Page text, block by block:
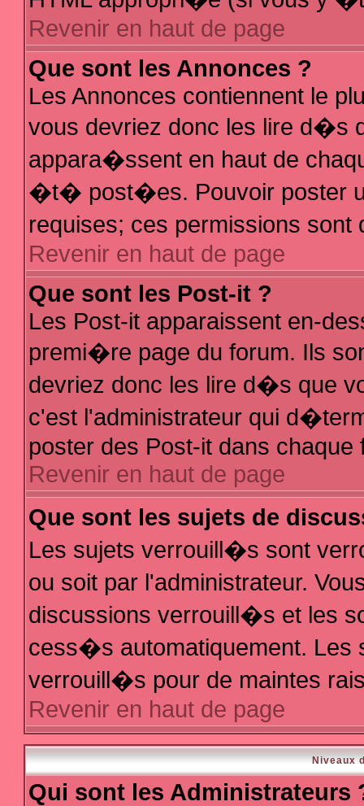
Revenir en haut de page
Que sont les Annonces ?
Les Annonces contiennent le
vous devriez donc les lire d�s
appara�ssent en haut de
�t� post�es. Pouvoir poster
requises; ces permissions
Revenir en haut de page
Que sont les Post-it ?
Les Post-it apparaissent en-
premi�re page du forum. Ils
devriez donc les lire d�s que
c'est l'administrateur qui
poster des Post-it dans chaque
Revenir en haut de page
Que sont les sujets de
Les sujets verrouill�s sont
ou soit par l'administrateur.
discussions verrouill�s et les
cess�s automatiquement.
verrouill�s pour de maintes
Revenir en haut de page
Niveaux
Qui sont les Administrateurs